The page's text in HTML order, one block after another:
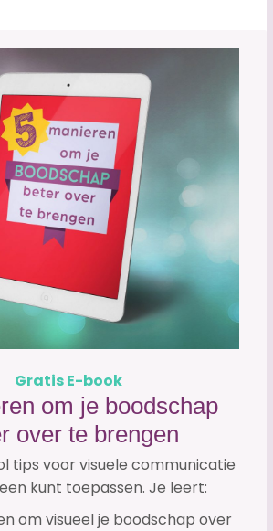
Gratis E-book
om je boodschap
over te brengen
tips voor visuele communicatie
kunt toepassen. Je leert:
om visueel je boodschap over